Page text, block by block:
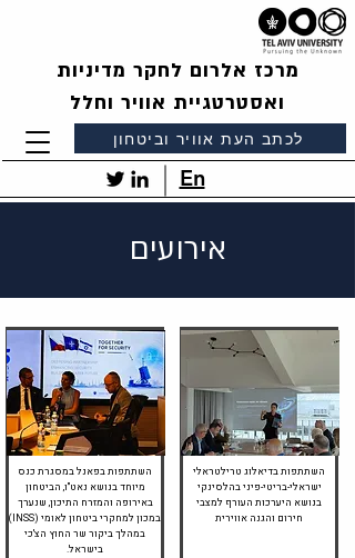
לכתב העת אוויר וביטחון
מרכז אלרום לחקר מדיניות
ואסטרטגיית אוויר וחלל
En
אירועים
יולי 2026
השתתפות בפאנל במסגרת כנס
מיוחד בנושא נאט"ו, הביטחון
באירופה והמזרח התיכון, שנערך
במכון למחקרי ביטחון לאומי (INSS)
במהלך ביקור שר החוץ הצ'כי
בישראל.
יוני 2026
השתתפות בדיאלוג טרילטראלי
ישראלי-בריטי-פיני בהלסינקי
בנושא היערכות העורף למצבי
חירום והגנה אווירית